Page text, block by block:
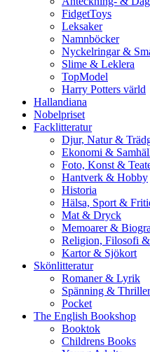
FidgetToys
Leksaker
Namnböcker
Nyckelringar &
Slime & Leklera
TopModel
Harry Potters värld
Hallandiana
Nobelpriset
Facklitteratur
Djur, Natur &
Ekonomi &
Foto, Konst &
Hantverk & Hobby
Historia
Hälsa, Sport &
Mat & Dryck
Memoarer &
Religion, Filosofi
Kartor & Sjökort
Skönlitteratur
Romaner & Lyrik
Spänning &
Pocket
The English Bookshop
Booktok
Childrens Books